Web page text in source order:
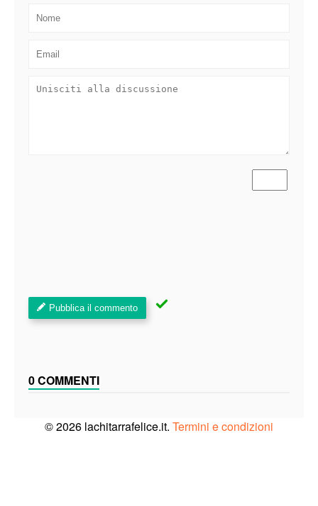
Pubblica il commento
0 COMMENTI
© 2026 lachitarrafelice.it. Termini e condizioni